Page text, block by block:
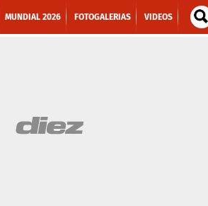
MUNDIAL 2026 FOTOGALERIAS VIDEOS